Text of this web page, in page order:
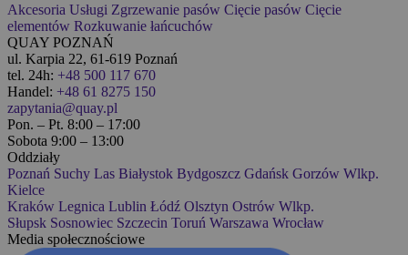
Akcesoria Usługi Zgrzewanie pasów Cięcie pasów Cięcie
elementów Rozkuwanie łańcuchów
QUAY POZNAŃ
ul. Karpia 22, 61-619 Poznań
tel. 24h: +48 500 117 670
Handel: +48 61 8275 150
zapytania@quay.pl
Pon. – Pt. 8:00 – 17:00
Sobota 9:00 – 13:00
Oddziały
Poznań Suchy Las Białystok Bydgoszcz Gdańsk Gorzów Wlkp.
Kielce
Kraków Legnica Lublin Łódź Olsztyn Ostrów Wlkp.
Słupsk Sosnowiec Szczecin Toruń Warszawa Wrocław
Media społecznościowe